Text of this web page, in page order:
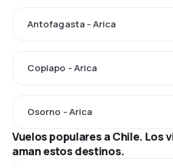
Antofagasta - Arica
Copiapo - Arica
Osorno - Arica
Vuelos populares a Chile. Los
aman estos destinos.